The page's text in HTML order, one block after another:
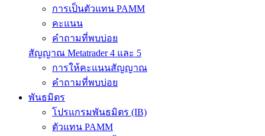
การเป็นตัวแทน PAMM
คะแนน
คำถามที่พบบ่อย
สัญญาณ Metatrader 4 และ 5
การให้คะแนนสัญญาณ
คำถามที่พบบ่อย
พันธมิตร
โปรแกรมพันธมิตร (IB)
ตัวแทน PAMM